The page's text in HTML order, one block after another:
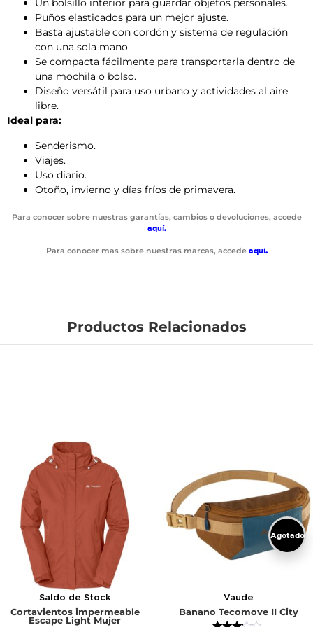
Un bolsillo interior para guardar objetos personales.
Puños elasticados para un mejor ajuste.
Basta ajustable con cordón y sistema de regulación
con una sola mano.
Se compacta fácilmente para transportarla dentro de
una mochila o bolso.
Diseño versátil para uso urbano y actividades al aire
libre.
Ideal para:
Senderismo.
Viajes.
Uso diario.
Otoño, invierno y días fríos de primavera.
Para conocer sobre nuestras garantías, cambios o devoluciones, accede
aquí.
Para conocer mas sobre nuestras marcas, accede aquí.
Productos Relacionados
Saldo de Stock
Cortavientos impermeable
Escape Light Mujer
Agotado
Vaude
Banano Tecomove II City